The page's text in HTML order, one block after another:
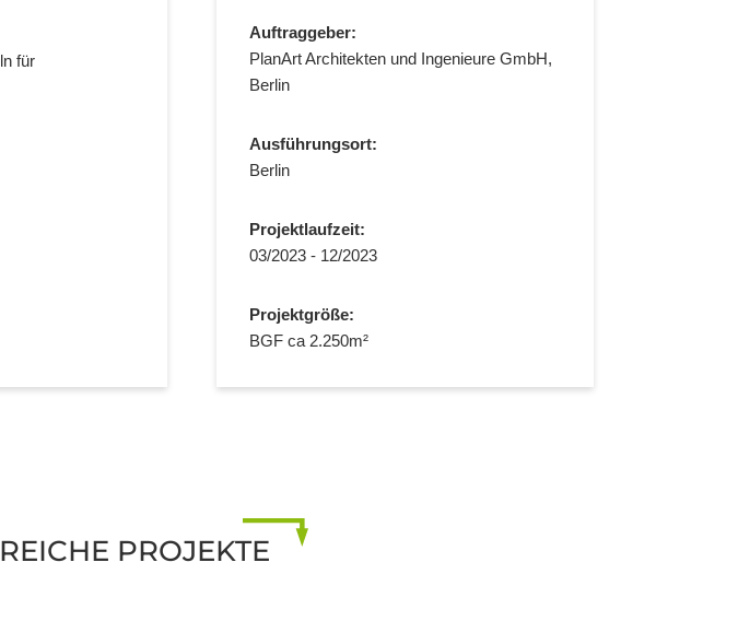
für
Auftraggeber:
PlanArt Architekten und Ingenieure GmbH,
Berlin
Ausführungsort:
Berlin
Projektlaufzeit:
03/2023 - 12/2023
Projektgröße:
BGF ca 2.250m²
PROJEKTE